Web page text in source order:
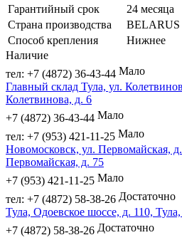
Гарантийный срок
24 месяца
Страна производства
BELARUS
Способ крепления
Нижнее
Наличие
тел: +7 (4872) 36-43-44 Мало
Главный склад Тула, ул.
Колетвинова, д. 6
+7 (4872) 36-43-44 Мало
тел: +7 (953) 421-11-25 Мало
Новомосковск, ул. Первомайская,
Первомайская, д. 75
+7 (953) 421-11-25 Мало
тел: +7 (4872) 58-38-26 Достаточно
Тула, Одоевское шоссе, д. 110,
+7 (4872) 58-38-26 Достаточно